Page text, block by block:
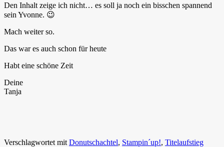
Den Inhalt zeige ich nicht… es soll ja noch ein bisschen spannend
sein Yvonne. 😉
Mach weiter so.
Das war es auch schon für heute
Habt eine schöne Zeit
Deine
Tanja
Verschlagwortet mit Donutschachtel, Stampin´up!, Titelaufstieg